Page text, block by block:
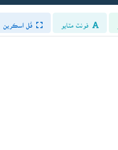
فونٽ مٽايو فُل اسڪرين